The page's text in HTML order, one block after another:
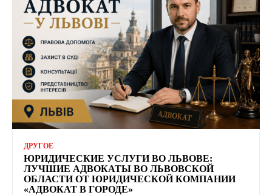
ДРУГОЕ
ЮРИДИЧЕСКИЕ УСЛУГИ ВО ЛЬВОВЕ:
ЛУЧШИЕ АДВОКАТЫ ВО ЛЬВОВСКОЙ
ОБЛАСТИ ОТ ЮРИДИЧЕСКОЙ КОМПАНИИ
«АДВОКАТ В ГОРОДЕ»